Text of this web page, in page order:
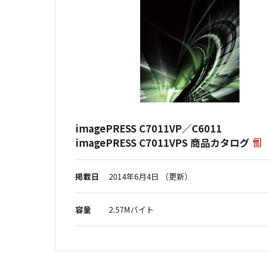
imagePRESS C7011VP／C6011
imagePRESS C7011VPS 商品カタログ
掲載日 2014年6月4日 （更新）
容量 2.57Mバイト